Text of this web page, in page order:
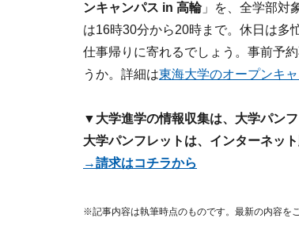
ンキャンパス in 高輪」を、全学部対
は16時30分から20時まで。休日は多
仕事帰りに寄れるでしょう。事前予
うか。詳細は東海大学のオープンキ
▼大学進学の情報収集は、大学パン
大学パンフレットは、インターネッ
→請求はコチラから
※記事内容は執筆時点のものです。最新の内容を